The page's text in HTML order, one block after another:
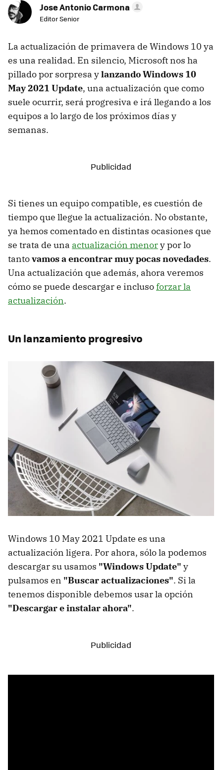
Jose Antonio Carmona
Editor Senior
La actualización de primavera de Windows 10 ya
es una realidad. En silencio, Microsoft nos ha
pillado por sorpresa ylanzando Windows 10
May 2021 Update, una actualización que como
suele ocurrir, será progresiva e irá llegando a los
equipos a lo largo de los próximos días y
semanas.
Si tienes un equipo compatible, es cuestión de
tiempo que llegue la actualización. No obstante,
ya hemos comentado en distintas ocasiones que
se trata de una actualización menory por lo
tantovamos a encontrar muy pocas novedades.
Una actualización que además, ahora veremos
cómo se puede descargar e inclusoforzar la
actualización.
Un lanzamiento progresivo
Windows 10 May 2021 Update es una
actualización ligera. Por ahora, sólo la podemos
descargar su usamos "Windows Update" y
pulsamos en "Buscar actualizaciones". Si la
tenemos disponible debemos usar la opción
"Descargar e instalar ahora".